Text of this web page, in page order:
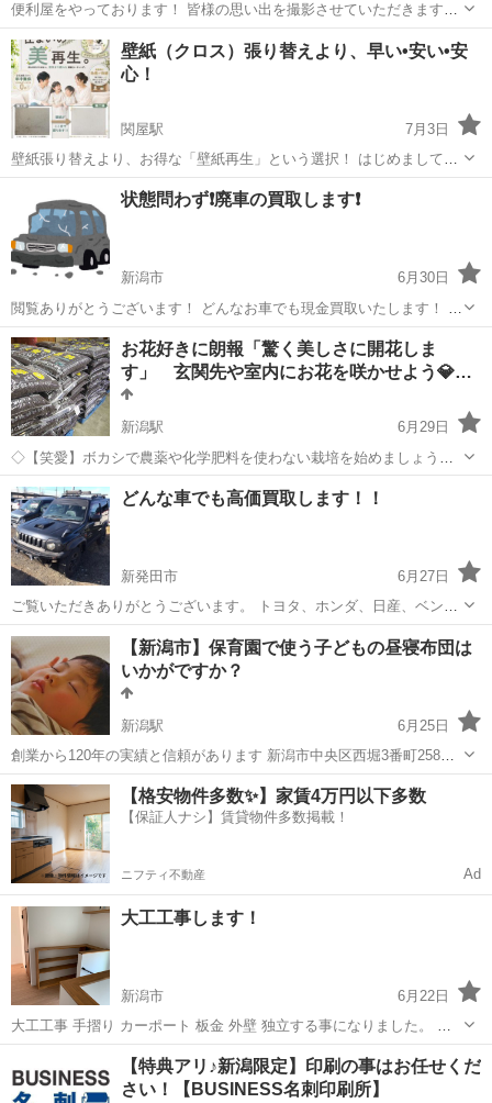
便利屋をやっております！ 皆様の思い出を撮影させていただきます。
記念にいかがでしょうか〜
新潟 新潟市 その他
壁紙（クロス）張り替えより、早い•安い•安
心！
関屋駅
7月3日
壁紙張り替えより、お得な「壁紙再生」という選択！ はじめまして！
新潟市を中心に、**壁紙再生（クロスリフォーム）**を行っています。
「壁紙が汚れてきた…」 「張り替えは高い…」 「退去前・入居前の費
用を抑えたい！」 ...
関屋駅 その他 壁紙
状態問わず❗️廃車の買取します❗️
新潟市
6月30日
閲覧ありがとうございます！ どんなお車でも現金買取いたします！ 大
手中古車買取店などでは査定額がつかず廃車となってしまったお車で
も買取可能！ ご要望であればご売却後の抹消登録完了後の証明書もお
出しできます。 ...
新潟 新潟市 その他 買取
お花好きに朗報「驚く美しさに開花しま
す」 玄関先や室内にお花を咲かせよう💎業
務…
新潟駅
6月29日
◇【笑愛】ボカシで農薬や化学肥料を使わない栽培を始めましょう。
プランタでも鉢植えでも、畑でも田圃でも栽培する場所を選ばな
い「万能たい肥」 ≪有機JAS肥料名「活菌態【笑愛】ボカシ」は
有機JAS栽培を誰にでも出来...
新潟 新潟市 新潟駅 その他
どんな車でも高価買取します！！
新発田市
6月27日
ご覧いただきありがとうございます。 トヨタ、ホンダ、日産、ベン
ツ、プジョー、BMW どんな車でも高価買取します。 もちろん状態
は、問いません！！ 不要なものをお金に変えてください！！ レッカー
代、書類手続き 全て無料...
新潟 新発田市 その他 買取
【新潟市】保育園で使う子どもの昼寝布団は
いかがですか？
新潟駅
6月25日
創業から120年の実績と信頼があります 新潟市中央区西堀3番町258番
地の 『ふとんの竹田』です。 保育園のお昼寝で使う2歳～6歳児用の
昼寝布団は、いかがですか？ ※色違いはありません。 写真を参考に
し...
新潟 新潟市 新潟駅 その他 料金
【格安物件多数✨】家賃4万円以下多数
【保証人ナシ】賃貸物件多数掲載！
ニフティ不動産 Ad
大工工事します！
新潟市
6月22日
大工工事 手摺り カーポート 板金 外壁 独立する事になりました。 写
真はリフォーム一覧です。 家の事で困った事、これってどうなの？相
談などでもあれば何でもしてみて下さい(^｡^) 答えられる範囲で回答し
ます？ 価格も自分...
その他 カーポート
【特典アリ♪新潟限定】印刷の事はお任せくだ
さい！【BUSINESS名刺印刷所】